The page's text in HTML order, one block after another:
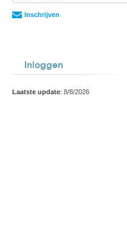
Inschrijven
Inloggen
Laatste update: 8/8/2026